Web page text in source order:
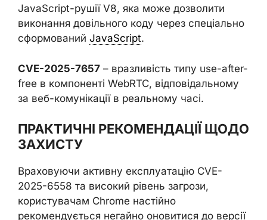
JavaScript-рушії V8, яка може дозволити
виконання довільного коду через спеціально
сформований JavaScript.
CVE-2025-7657 – вразливість типу use-after-
free в компоненті WebRTC, відповідальному
за веб-комунікації в реальному часі.
ПРАКТИЧНІ РЕКОМЕНДАЦІЇ ЩОДО
ЗАХИСТУ
Враховуючи активну експлуатацію CVE-
2025-6558 та високий рівень загрози,
користувачам Chrome настійно
рекомендується негайно оновитися до версії